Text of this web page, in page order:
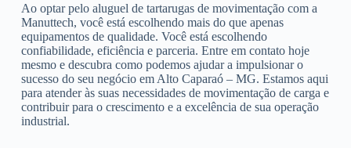
Ao optar pelo aluguel de tartarugas de movimentação com a
Manuttech, você está escolhendo mais do que apenas
equipamentos de qualidade. Você está escolhendo
confiabilidade, eficiência e parceria. Entre em contato hoje
mesmo e descubra como podemos ajudar a impulsionar o
sucesso do seu negócio em Alto Caparaó – MG. Estamos aqui
para atender às suas necessidades de movimentação de carga e
contribuir para o crescimento e a excelência de sua operação
industrial.